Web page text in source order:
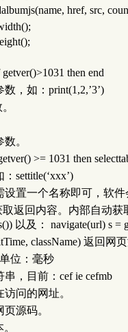
href, src,
then end
，如：print(1,2,’3’)
。
>= 1031 then
settitle(‘xxx’)
置一个名称即可，软件
取返回内容。内部自动
以及： navigate(url) s =
className) 返回网
位：毫秒
，目前：cef ie cefmb
问的网址。
源码。